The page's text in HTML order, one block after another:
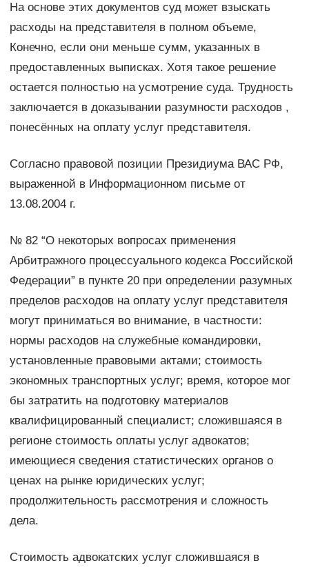
На основе этих документов суд может взыскать
расходы на представителя в полном объеме,
Конечно, если они меньше сумм, указанных в
предоставленных выписках. Хотя такое решение
остается полностью на усмотрение суда. Трудность
заключается в доказывании разумности расходов ,
понесённых на оплату услуг представителя.
Согласно правовой позиции Президиума ВАС РФ,
выраженной в Информационном письме от
13.08.2004 г.
№ 82 “О некоторых вопросах применения
Арбитражного процессуального кодекса Российской
Федерации” в пункте 20 при определении разумных
пределов расходов на оплату услуг представителя
могут приниматься во внимание, в частности:
нормы расходов на служебные командировки,
установленные правовыми актами; стоимость
экономных транспортных услуг; время, которое мог
бы затратить на подготовку материалов
квалифицированный специалист; сложившаяся в
регионе стоимость оплаты услуг адвокатов;
имеющиеся сведения статистических органов о
ценах на рынке юридических услуг;
продолжительность рассмотрения и сложность
дела.
Стоимость адвокатских услуг сложившаяся в